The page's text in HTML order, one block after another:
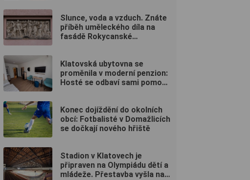
Slunce, voda a vzduch. Znáte
příběh uměleckého díla na
fasádě Rokycanské
Klatovská ubytovna se
proměnila v moderní penzion:
Hosté se odbaví sami pomocí
Konec dojíždění do okolních
obcí: Fotbalisté v Domažlicích
se dočkají nového hřiště
Stadion v Klatovech je
připraven na Olympiádu dětí a
mládeže. Přestavba vyšla na